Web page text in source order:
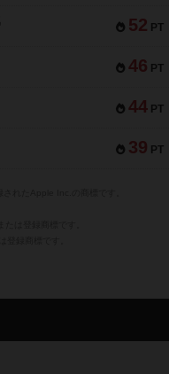
52 PT
46 PT
44 PT
39 PT